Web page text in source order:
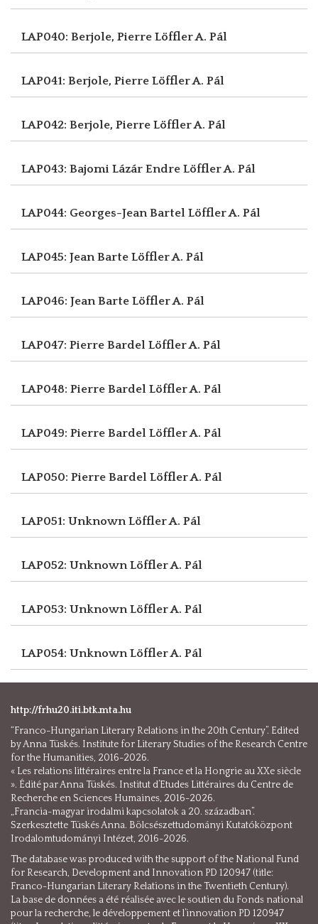
LAP040: Berjole, Pierre Löffler A. Pál
LAP041: Berjole, Pierre Löffler A. Pál
LAP042: Berjole, Pierre Löffler A. Pál
LAP043: Bajomi Lázár Endre Löffler A. Pál
LAP044: Georges-Jean Bartel Löffler A. Pál
LAP045: Jean Barte Löffler A. Pál
LAP046: Jean Barte Löffler A. Pál
LAP047: Pierre Bardel Löffler A. Pál
LAP048: Pierre Bardel Löffler A. Pál
LAP049: Pierre Bardel Löffler A. Pál
LAP050: Pierre Bardel Löffler A. Pál
LAP051: UnknownLöffler A. Pál
LAP052: UnknownLöffler A. Pál
LAP053: UnknownLöffler A. Pál
LAP054: UnknownLöffler A. Pál
http://frhu20.iti.btk.mta.hu
“Franco-Hungarian Literary Relations in the 20th Century”. Edited
by Anna Tüskés. Institute for Literary Studies of the Research Centre
for the Humanities, 2016-2026.
« Les relations littéraires entre la France et la Hongrie au XXe siècle
». Édité par Anna Tüskés. Institut d’Etudes Littéraires du Centre de
Recherche en Sciences Humaines, 2016-2026.
„Francia-magyar irodalmi kapcsolatok a 20. században”.
Szerkesztette Tüskés Anna. Bölcsészettudományi Kutatóközpont
Irodalomtudományi Intézet, 2016-2026.
The database was produced with the support of the National Fund
for Research, Development and Innovation PD 120947 (title:
Franco-Hungarian Literary Relations in the Twentieth Century).
La base de données a été réalisée avec le soutien du Fonds national
pour la recherche, le développement et l’innovation PD 120947